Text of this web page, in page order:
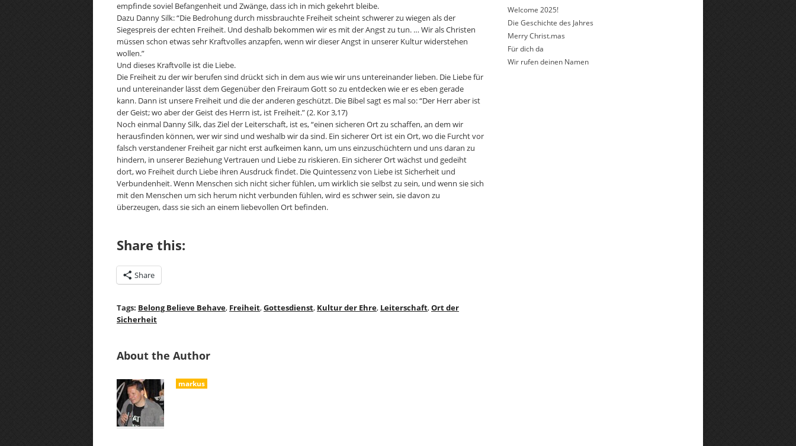
empfinde soviel Befangenheit und Zwänge, dass ich in mich gekehrt bleibe.
Dazu Danny Silk: “Die Bedrohung durch missbrauchte Freiheit scheint schwerer zu wiegen als der
Siegespreis der echten Freiheit. Und deshalb bekommen wir es mit der Angst zu tun. … Wir als Christen
müssen schon etwas sehr Kraftvolles anzapfen, wenn wir dieser Angst in unserer Kultur widerstehen
wollen.”
Und dieses Kraftvolle ist die Liebe.
Die Freiheit zu der wir berufen sind drückt sich in dem aus wie wir uns untereinander lieben. Die Liebe für
und untereinander lässt dem Gegenüber den Freiraum Gott so zu entdecken wie er es eben gerade
kann. Dann ist unsere Freiheit und die der anderen geschützt. Die Bibel sagt es mal so: “Der Herr aber ist
der Geist; wo aber der Geist des Herrn ist, ist Freiheit.” (2. Kor 3,17)
Noch einmal Danny Silk, das Ziel der Leiterschaft, ist es, “einen sicheren Ort zu schaffen, an dem wir
herausfinden können, wer wir sind und weshalb wir da sind. Ein sicherer Ort ist ein Ort, wo die Furcht vor
falsch verstandener Freiheit gar nicht erst aufkeimen kann, um uns einzuschüchtern und uns daran zu
hindern, in unserer Beziehung Vertrauen und Liebe zu riskieren. Ein sicherer Ort wächst und gedeiht
dort, wo Freiheit durch Liebe ihren Ausdruck findet. Die Quintessenz von Liebe ist Sicherheit und
Verbundenheit. Wenn Menschen sich nicht sicher fühlen, um wirklich sie selbst zu sein, und wenn sie sich
mit den Menschen um sich herum nicht verbunden fühlen, wird es schwer sein, sie davon zu
überzeugen, dass sie sich an einem liebevollen Ort befinden.
Share this:
Share
Tags: Belong Believe Behave, Freiheit,Gottesdienst, Kultur der Ehre, Leiterschaft,Ort der
Sicherheit
About the Author
markus
Welcome 2025!
Die Geschichte des Jahres
Merry Christ.mas
Für dich da
Wir rufen deinen Namen